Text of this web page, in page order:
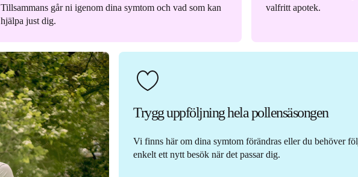
Tillsammans går ni igenom dina symtom och vad som kan
hjälpa just dig.
valfritt apotek.
Trygg uppföljning hela pollensäsongen
Vi finns här om dina symtom förändras eller du behöver
enkelt ett nytt besök när det passar dig.